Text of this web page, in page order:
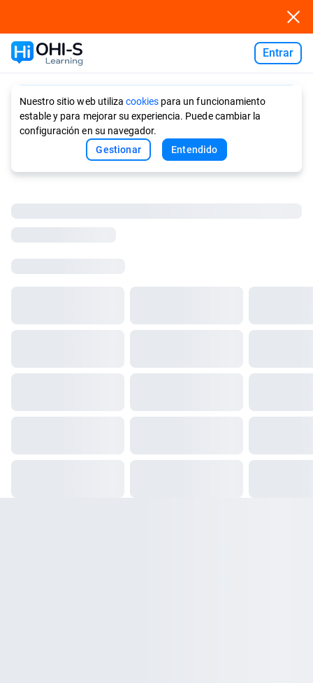
Entrar
Nuestro sitio web utiliza cookies para un funcionamiento
estable y para mejorar su experiencia. Puede cambiar la
configuración en su navegador.
Gestionar
Entendido